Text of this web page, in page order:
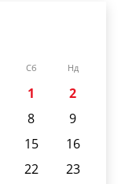
Сб Нд
1
2
8
9
15
16
22
23